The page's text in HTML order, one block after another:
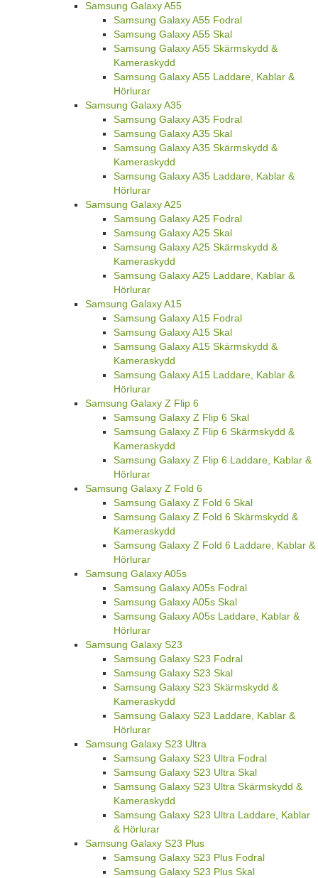
Samsung Galaxy A55
Samsung Galaxy A55 Fodral
Samsung Galaxy A55 Skal
Samsung Galaxy A55 Skärmskydd &
Kameraskydd
Samsung Galaxy A55 Laddare, Kablar &
Hörlurar
Samsung Galaxy A35
Samsung Galaxy A35 Fodral
Samsung Galaxy A35 Skal
Samsung Galaxy A35 Skärmskydd &
Kameraskydd
Samsung Galaxy A35 Laddare, Kablar &
Hörlurar
Samsung Galaxy A25
Samsung Galaxy A25 Fodral
Samsung Galaxy A25 Skal
Samsung Galaxy A25 Skärmskydd &
Kameraskydd
Samsung Galaxy A25 Laddare, Kablar &
Hörlurar
Samsung Galaxy A15
Samsung Galaxy A15 Fodral
Samsung Galaxy A15 Skal
Samsung Galaxy A15 Skärmskydd &
Kameraskydd
Samsung Galaxy A15 Laddare, Kablar &
Hörlurar
Samsung Galaxy Z Flip 6
Samsung Galaxy Z Flip 6 Skal
Samsung Galaxy Z Flip 6 Skärmskydd &
Kameraskydd
Samsung Galaxy Z Flip 6 Laddare, Kablar &
Hörlurar
Samsung Galaxy Z Fold 6
Samsung Galaxy Z Fold 6 Skal
Samsung Galaxy Z Fold 6 Skärmskydd &
Kameraskydd
Samsung Galaxy Z Fold 6 Laddare, Kablar &
Hörlurar
Samsung Galaxy A05s
Samsung Galaxy A05s Fodral
Samsung Galaxy A05s Skal
Samsung Galaxy A05s Laddare, Kablar &
Hörlurar
Samsung Galaxy S23
Samsung Galaxy S23 Fodral
Samsung Galaxy S23 Skal
Samsung Galaxy S23 Skärmskydd &
Kameraskydd
Samsung Galaxy S23 Laddare, Kablar &
Hörlurar
Samsung Galaxy S23 Ultra
Samsung Galaxy S23 Ultra Fodral
Samsung Galaxy S23 Ultra Skal
Samsung Galaxy S23 Ultra Skärmskydd &
Kameraskydd
Samsung Galaxy S23 Ultra Laddare, Kablar
& Hörlurar
Samsung Galaxy S23 Plus
Samsung Galaxy S23 Plus Fodral
Samsung Galaxy S23 Plus Skal